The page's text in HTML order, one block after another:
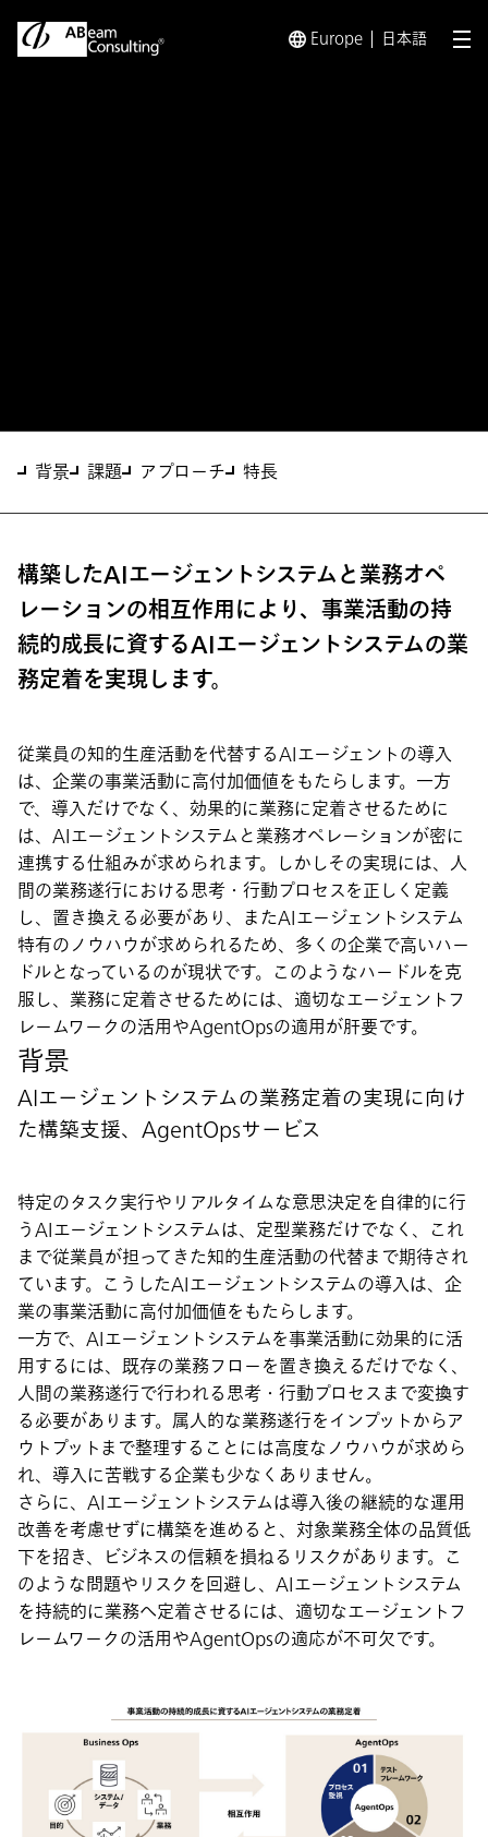
Europe 日本語 メ
背景 課題 アプローチ 特長
構築したAIエージェントシステムと業務オペ
レーションの相互作用により、事業活動の持
続的成長に資するAIエージェントシステムの業
務定着を実現します。
従業員の知的生産活動を代替するAIエージェントの導入
は、企業の事業活動に高付加価値をもたらします。一方
で、導入だけでなく、効果的に業務に定着させるために
は、AIエージェントシステムと業務オペレーションが密に
連携する仕組みが求められます。しかしその実現には、人
間の業務遂行における思考・行動プロセスを正しく定義
し、置き換える必要があり、またAIエージェントシステム
特有のノウハウが求められるため、多くの企業で高いハー
ドルとなっているのが現状です。このようなハードルを克
服し、業務に定着させるためには、適切なエージェントフ
レームワークの活用やAgentOpsの適用が肝要です。
背景
AIエージェントシステムの業務定着の実現に向け
た構築支援、AgentOpsサービス
特定のタスク実行やリアルタイムな意思決定を自律的に行
うAIエージェントシステムは、定型業務だけでなく、これ
まで従業員が担ってきた知的生産活動の代替まで期待され
ています。こうしたAIエージェントシステムの導入は、企
業の事業活動に高付加価値をもたらします。
一方で、AIエージェントシステムを事業活動に効果的に活
用するには、既存の業務フローを置き換えるだけでなく、
人間の業務遂行で行われる思考・行動プロセスまで変換す
る必要があります。属人的な業務遂行をインプットからア
ウトプットまで整理することには高度なノウハウが求めら
れ、導入に苦戦する企業も少なくありません。
さらに、AIエージェントシステムは導入後の継続的な運用
改善を考慮せずに構築を進めると、対象業務全体の品質低
下を招き、ビジネスの信頼を損ねるリスクがあります。こ
のような問題やリスクを回避し、AIエージェントシステム
を持続的に業務へ定着させるには、適切なエージェントフ
レームワークの活用やAgentOpsの適応が不可欠です。